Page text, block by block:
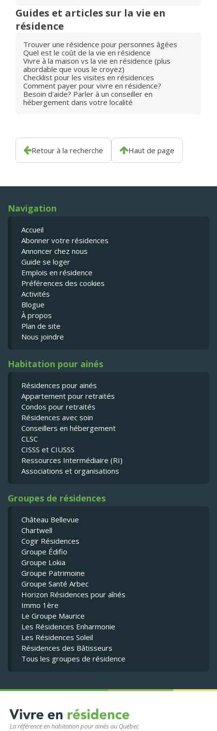
Guides et articles sur la vie en
résidence
Trouver une résidence pour personnes âgées
Quel est le coût de la vie en résidence
Vivre à la maison vs la vie en résidence (plus
abordable que vous le croyez)
Checklist pour les visites en résidences
Comment payer pour vivre en résidence?
Besoin d'aide? Parler à un conseiller en
hébergement dans votre localité
Retour à la recherche Haut de page
La référence en habitation pour ainés au Québec
Navigation
Accueil
Abonner votre résidences
Annoncer chez nous
Guide se loger
Emplois en résidence
Préférences des cookies
Activités
Blogue
À propos
Plan de site
Nous joindre
Habitation pour ainés
Résidences pour ainés
Appartement pour retraités
Condos pour retraités
Résidences avec soin
Conseillers en hébergement
CLSC
CISSS et CIUSSS
Ressources Intermédiaire (RI)
Associations et organisations
Groupes de résidences
Château Bellevue
Chartwell
Cogir Résidences
Groupe Édifio
Groupe Lokia
Groupe Patrimoine
Groupe Santé Arbec
Horizon Résidences pour aînés
Immo 1ère
Le Groupe Maurice
Les Résidences Enharmonie
Les Résidences Soleil
Résidences des Bâtisseurs
Tous les groupes de résidence